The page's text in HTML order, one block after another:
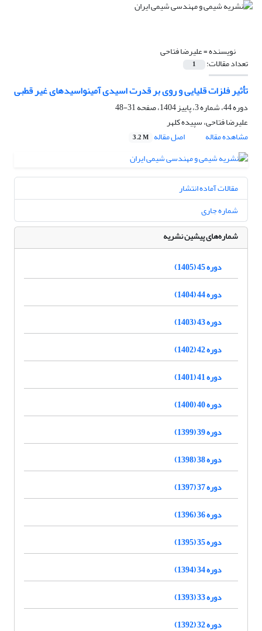
نویسنده =علیرضا فتاحی
تعداد مقالات: 1
تأثیر فلزات قلیایی و روی بر قدرت اسیدی آمینواسیدهای غیر قطبی
دوره 44، شماره 3، پاییز 1404، صفحه
31-48
علیرضا فتاحی، سپیده کلهر
مشاهده مقاله
اصل مقاله 3.2 M
مقالات آماده انتشار
شماره جاری
شماره‌های پیشین نشریه
دوره 45 (1405)
دوره 44 (1404)
دوره 43 (1403)
دوره 42 (1402)
دوره 41 (1401)
دوره 40 (1400)
دوره 39 (1399)
دوره 38 (1398)
دوره 37 (1397)
دوره 36 (1396)
دوره 35 (1395)
دوره 34 (1394)
دوره 33 (1393)
دوره 32 (1392)